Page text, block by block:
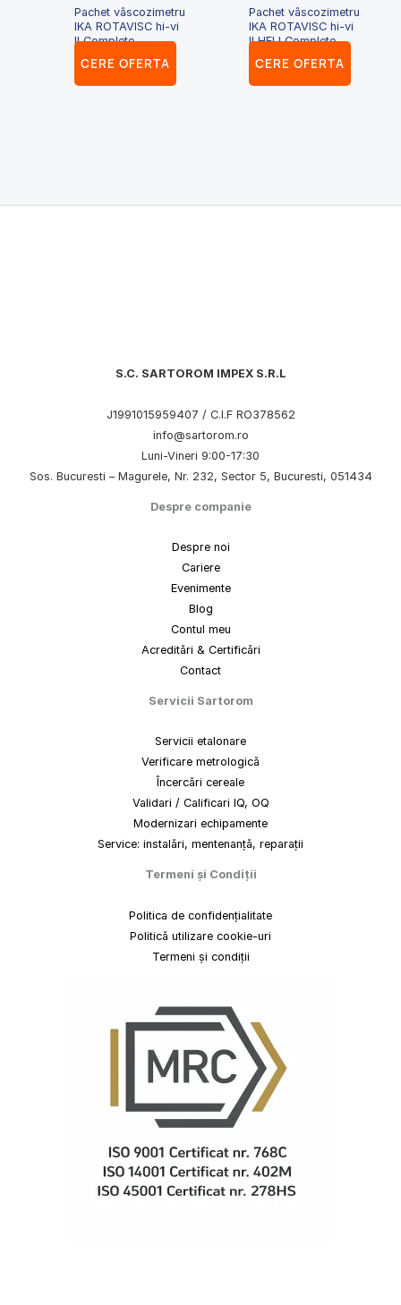
Pachet vâscozimetru
IKA ROTAVISC hi-vi
II Complete
CERE OFERTA
Pachet vâscozimetru
IKA ROTAVISC hi-vi
II HELI Complete
CERE OFERTA
S.C. SARTOROM IMPEX S.R.L
J1991015959407 / C.I.F RO378562
info@sartorom.ro
Luni-Vineri 9:00-17:30
Sos. Bucuresti – Magurele, Nr. 232, Sector 5, Bucuresti, 051434
Despre companie
Despre noi
Cariere
Evenimente
Blog
Contul meu
Acreditări & Certificări
Contact
Servicii Sartorom
Servicii etalonare
Verificare metrologică
Încercări cereale
Validari / Calificari IQ, OQ
Modernizari echipamente
Service: instalări, mentenanță, reparații
Termeni și Condiții
Politica de confidențialitate
Politică utilizare cookie-uri
Termeni și condiții